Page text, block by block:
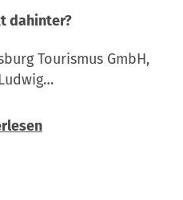
dahinter?
Tourismus GmbH,